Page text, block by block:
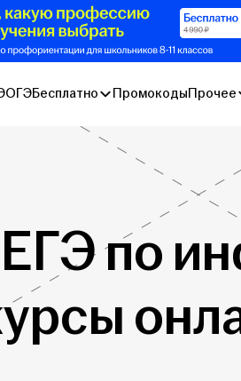
ОГЭБесплатно ПромокодыПрочее
по